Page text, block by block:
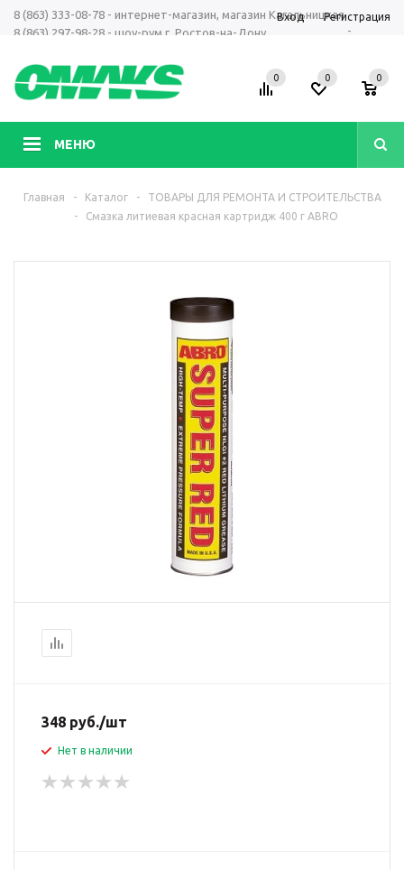
8 (863) 333-08-78 - интернет-магазин, магазин Кагальницкая
8 (863) 297-98-28 - шоу-рум г. Ростов-на-Дону
-
Вход Регистрация
МЕНЮ
0 0 0
Главная - Каталог -
ТОВАРЫ ДЛЯ РЕМОНТА И СТРОИТЕЛЬСТВА
-
Смазка литиевая красная картридж 400 г ABRO
348 руб./шт
Нет в наличии